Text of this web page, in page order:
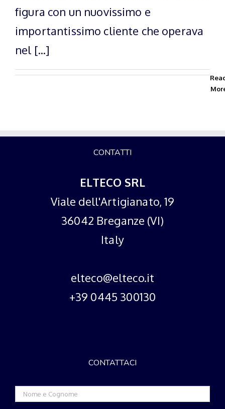
figura con un nuovissimo e
importantissimo cliente che operava
nel [...]
CONTATTI
ELTECO SRL
Viale dell'Artigianato, 19
36042 Breganze (VI)
Italy
elteco@elteco.it
+39 0445 300130
CONTATTACI